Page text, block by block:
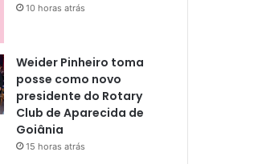
10 horas atrás
Weider Pinheiro toma
posse como novo
presidente do Rotary
Club de Aparecida de
Goiânia
15 horas atrás